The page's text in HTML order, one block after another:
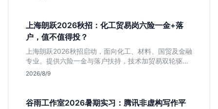
上海朗跃2026秋招：化工贸易岗六险一金+落
户，值不值得投？
上海朗跃2026秋招启动，面向化工、材料、国贸及金融
专业。提供六险一金与落户扶持，技术加贸易双轮驱动
模式稳定性高。本文解读岗位需求与福利含金量，帮应
2026/8/9
谷雨工作室2026暑期实习：腾讯非虚构写作平